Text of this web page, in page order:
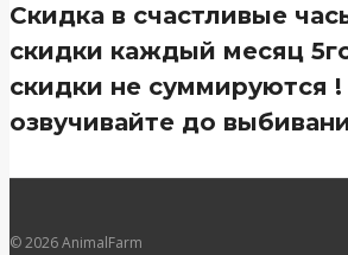
Скидка в счастливые
скидки каждый месяц
скидки не суммируются !
озвучивайте до
© 2026 AnimalFarm